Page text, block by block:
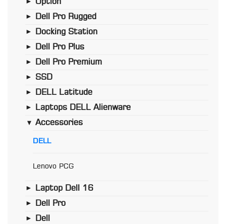
► Option
► Dell Pro Rugged
► Docking Station
► Dell Pro Plus
► Dell Pro Premium
► SSD
► DELL Latitude
► Laptops DELL Alienware
► Accessories
DELL
Lenovo PCG
► Laptop Dell 16
► Dell Pro
► Dell